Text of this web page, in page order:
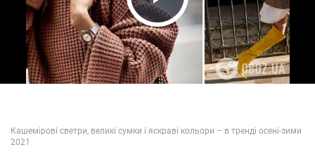
Play Video